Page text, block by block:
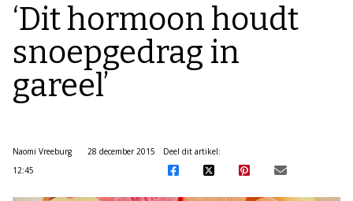
‘Dit hormoon houdt
snoepgedrag in
gareel’
Naomi Vreeburg
28 december 2015
12:45
Deel dit artikel: